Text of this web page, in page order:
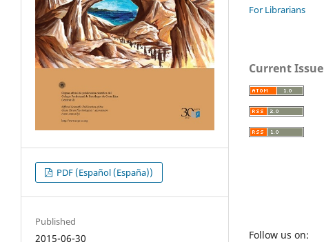
PDF (Español (España))
Published
2015-06-30
For Librarians
Current Issue
Follow us on: